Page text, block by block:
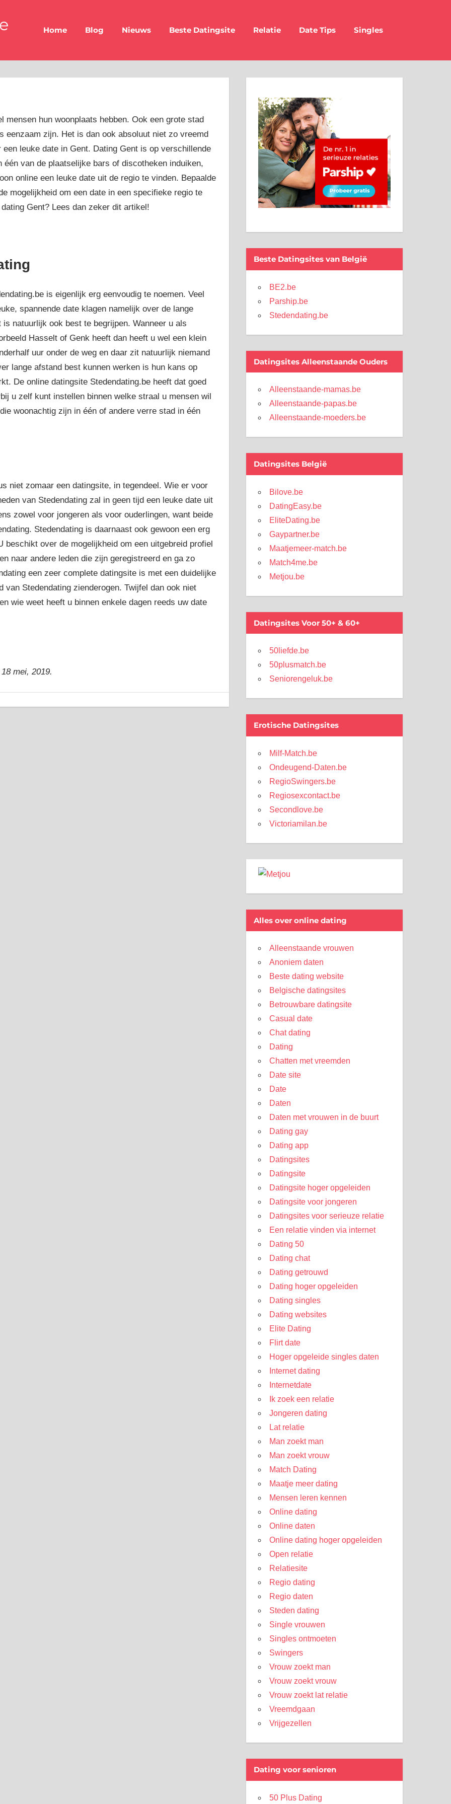
Home Blog Nieuws Beste Datingsite Relatie Date Tips Singles
mensen hun woonplaats hebben. Ook een grote stad
eenzaam zijn. Het is dan ook absoluut niet zo vreemd
leuke date in Gent. Dating Gent is op verschillende
van de plaatselijke bars of discotheken induiken,
online een leuke date uit de regio te vinden. Bepaalde
mogelijkheid om een date in een specifieke regio te
Gent? Lees dan zeker dit artikel!
is eigenlijk erg eenvoudig te noemen. Veel
spannende date klagen namelijk over de lange
natuurlijk ook best te begrijpen. Wanneer u als
Hasselt of Genk heeft dan heeft u wel een klein
uur onder de weg en daar zit natuurlijk niemand
lange afstand best kunnen werken is hun kans op
De online datingsite Stedendating.be heeft dat goed
u zelf kunt instellen binnen welke straal u mensen wil
woonachtig zijn in één of andere verre stad in één
niet zomaar een datingsite, in tegendeel. Wie er voor
van Stedendating zal in geen tijd een leuke date uit
zowel voor jongeren als voor ouderlingen, want beide
Stedendating is daarnaast ook gewoon een erg
beschikt over de mogelijkheid om een uitgebreid profiel
naar andere leden die zijn geregistreerd en ga zo
een zeer complete datingsite is met een duidelijke
Stedendating zienderogen. Twijfel dan ook niet
wie weet heeft u binnen enkele dagen reeds uw date
mei, 2019.
Beste Datingsites van België
BE2.be
Parship.be
Stedendating.be
Datingsites Alleenstaande Ouders
Alleenstaande-mamas.be
Alleenstaande-papas.be
Alleenstaande-moeders.be
Datingsites België
Bilove.be
DatingEasy.be
EliteDating.be
Gaypartner.be
Maatjemeer-match.be
Match4me.be
Metjou.be
Datingsites Voor 50+ & 60+
50liefde.be
50plusmatch.be
Seniorengeluk.be
Erotische Datingsites
Milf-Match.be
Ondeugend-Daten.be
RegioSwingers.be
Regiosexcontact.be
Secondlove.be
Victoriamilan.be
Alles over online dating
Alleenstaande vrouwen
Anoniem daten
Beste dating website
Belgische datingsites
Betrouwbare datingsite
Casual date
Chat dating
Dating
Chatten met vreemden
Date site
Date
Daten
Daten met vrouwen in de buurt
Dating gay
Dating app
Datingsites
Datingsite
Datingsite hoger opgeleiden
Datingsite voor jongeren
Datingsites voor serieuze relatie
Een relatie vinden via internet
Dating 50
Dating chat
Dating getrouwd
Dating hoger opgeleiden
Dating singles
Dating websites
Elite Dating
Flirt date
Hoger opgeleide singles daten
Internet dating
Internetdate
Ik zoek een relatie
Jongeren dating
Lat relatie
Man zoekt man
Man zoekt vrouw
Match Dating
Maatje meer dating
Mensen leren kennen
Online dating
Online daten
Online dating hoger opgeleiden
Open relatie
Relatiesite
Regio dating
Regio daten
Steden dating
Single vrouwen
Singles ontmoeten
Swingers
Vrouw zoekt man
Vrouw zoekt vrouw
Vrouw zoekt lat relatie
Vreemdgaan
Vrijgezellen
Dating voor senioren
50 Plus Dating